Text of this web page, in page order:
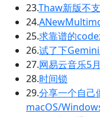
23.Thaw新版不
24.
25.求靠谱的
26.试了下
27.网易云音乐5
28.时间锁
29.分享一个自己
macOS/